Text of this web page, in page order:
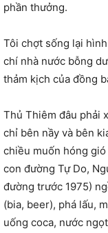
phần thưởng.
Tôi chợt sống lại
chí nhà nước bỗng
thảm kịch của đồng
Thủ Thiêm đâu phải
chỉ bên nầy và bên
chiều muốn hóng
con đường Tự Do,
đường trước 1975)
(bia, beer), phá lấu,
uống coca, nước